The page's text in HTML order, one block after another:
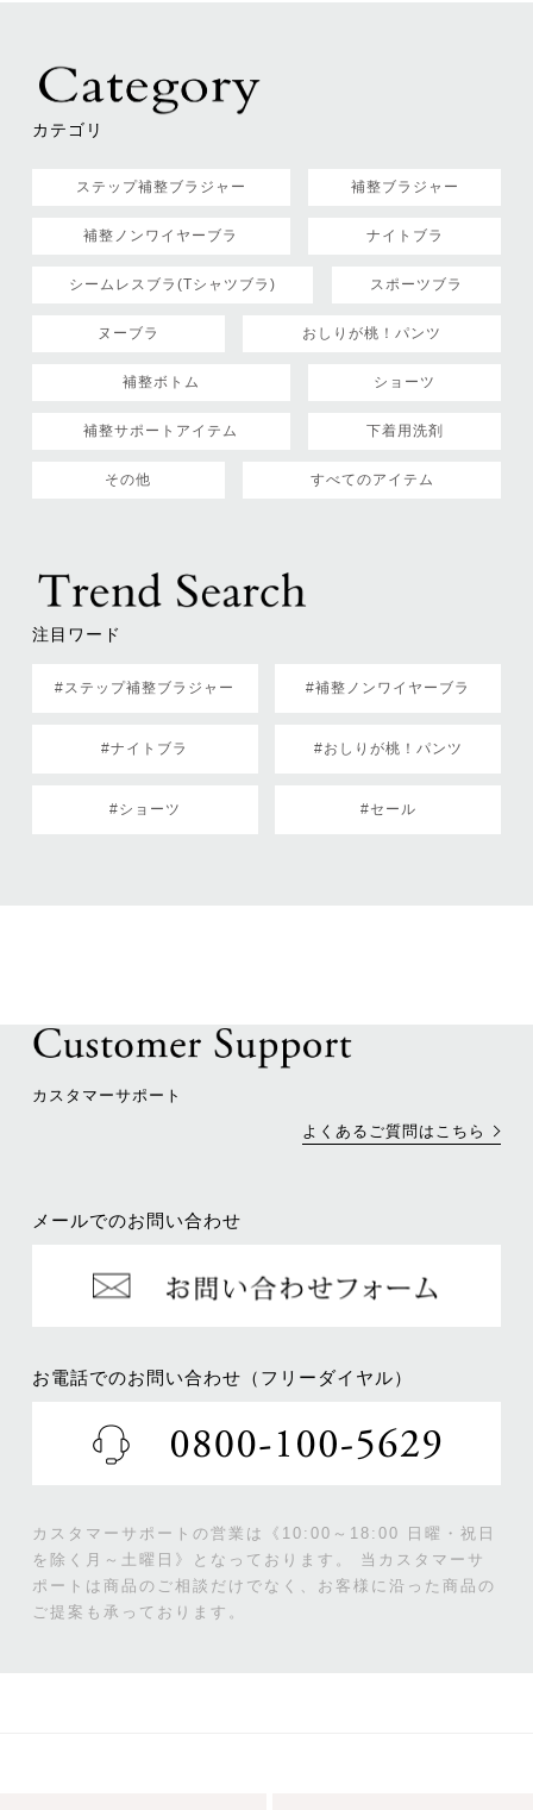
カテゴリ
ステップ補整ブラジャー 補整ブラジャー
補整ノンワイヤーブラ ナイトブラ
シームレスブラ(Tシャツブラ) スポーツブラ
ヌーブラ おしりが桃！パンツ
補整ボトム ショーツ
補整サポートアイテム 下着用洗剤
その他 すべてのアイテム
注目ワード
#ステップ補整ブラジャー #補整ノンワイヤーブラ
#ナイトブラ #おしりが桃！パンツ
#ショーツ #セール
カスタマーサポート
よくあるご質問はこちら
メールでのお問い合わせ
お電話でのお問い合わせ（フリーダイヤル）
カスタマーサポートの営業は《10:00～18:00 日曜・祝日
を除く月～土曜日》となっております。
当カスタマーサ
ポートは商品のご相談だけでなく、お客様に沿った商品の
ご提案も承っております。